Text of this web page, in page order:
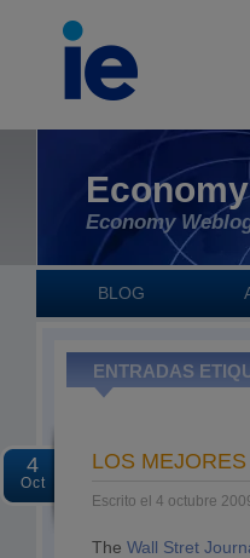
Economy
BLOG
ENTRADAS
4
Oct
LOS
Escrito el 4 octubre
The Wall Stret